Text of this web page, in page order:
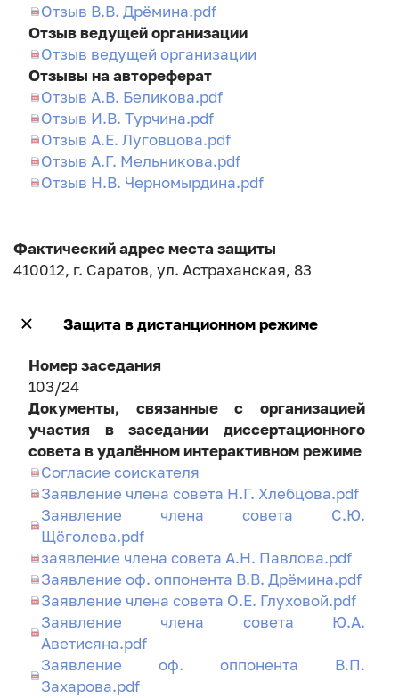
Отзыв В.В. Дрёмина.pdf
Отзыв ведущей организации
Отзыв ведущей организации
Отзывы на автореферат
Отзыв А.В. Беликова.pdf
Отзыв И.В. Турчина.pdf
Отзыв А.Е. Луговцова.pdf
Отзыв А.Г. Мельникова.pdf
Отзыв Н.В. Черномырдина.pdf
Фактический адрес места защиты
410012, г. Саратов, ул. Астраханская, 83
Защита в дистанционном режиме
Номер заседания
103/24
Документы, связанные с организацией
участия в заседании диссертационного
совета в удалённом интерактивном режиме
Согласие соискателя
Заявление члена совета Н.Г. Хлебцова.pdf
Заявление члена совета С.Ю.
Щёголева.pdf
заявление члена совета А.Н. Павлова.pdf
Заявление оф. оппонента В.В. Дрёмина.pdf
Заявление члена совета О.Е. Глуховой.pdf
Заявление члена совета Ю.А.
Аветисяна.pdf
Заявление оф. оппонента В.П.
Захарова.pdf